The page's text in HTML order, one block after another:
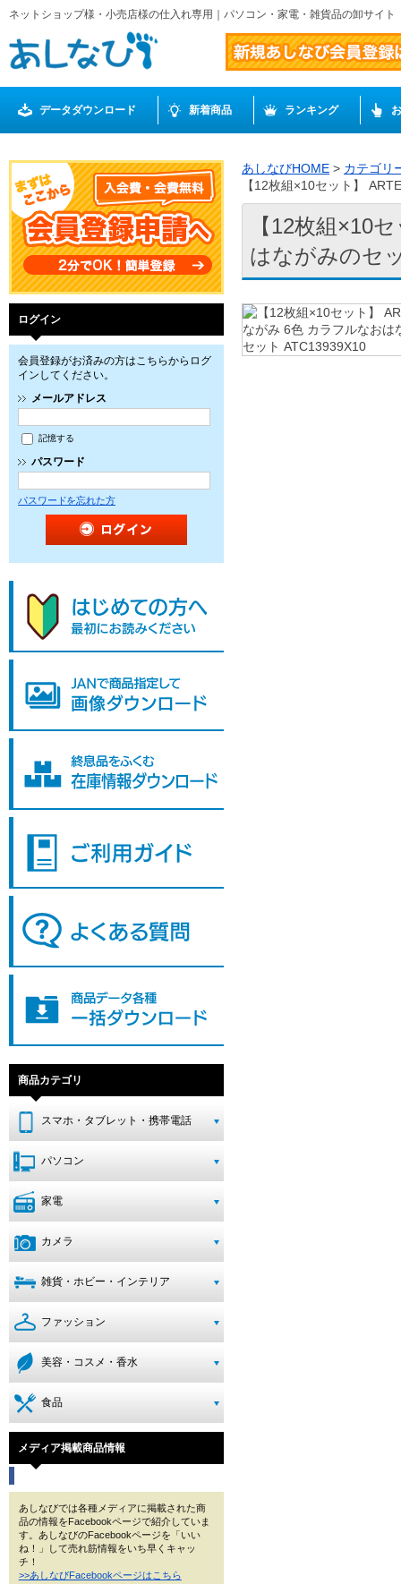
ネットショップ様・小売店様の仕入れ専用｜パソコン・家電・雑貨品の卸サイ
データダウンロード 新着商品 ランキング
ログイン
会員登録がお済みの方はこちらからログ
インしてください。
メールアドレス
記憶する
パスワード
パスワードを忘れた方
商品カテゴリ
スマホ・タブレット・携帯電話
パソコン
家電
カメラ
雑貨・ホビー・インテリア
ファッション
美容・コスメ・香水
食品
メディア掲載商品情報
あしなびでは各種メディアに掲載された商
品の情報をFacebookページで紹介していま
す。あしなびのFacebookページを「いい
ね！」して売れ筋情報をいち早くキャッ
チ！
>>あしなびFacebookページはこちら
あしなびHOME > カテゴリ
【12枚組×10セット】
【12枚組×10
はながみのセ